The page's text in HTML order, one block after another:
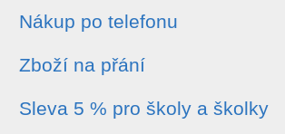
Nákup po telefonu
Zboží na přání
Sleva 5 % pro školy a školky